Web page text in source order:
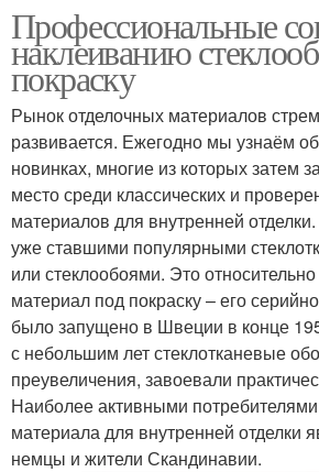
Профессиональные
наклеиванию
покраску
Рынок отделочных материалов
развивается. Ежегодно мы узнаём
новинках, многие из которых затем
место среди классических и
материалов для внутренней
уже ставшими популярными
или стеклообоями. Это
материал под покраску – его
было запущено в Швеции в конце
с небольшим лет стеклотканевые
преувеличения, завоевали
Наиболее активными потребителями
материала для внутренней отделки
немцы и жители Скандинавии.